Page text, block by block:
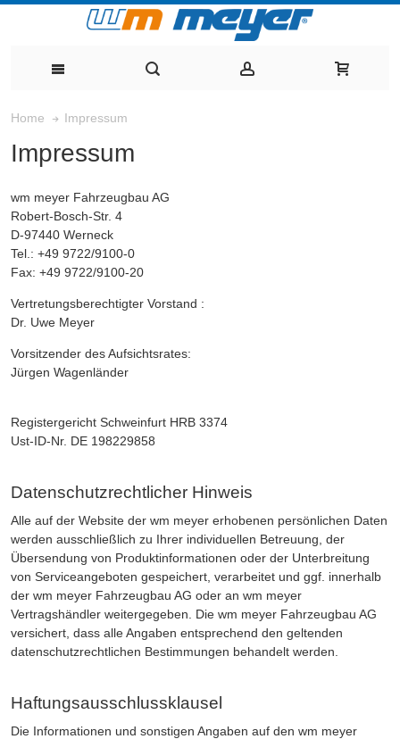
Home Impressum
Impressum
wm meyer Fahrzeugbau AG
Robert-Bosch-Str. 4
D-97440 Werneck
Tel.: +49 9722/9100-0
Fax: +49 9722/9100-20
Vertretungsberechtigter Vorstand :
Dr. Uwe Meyer
Vorsitzender des Aufsichtsrates:
Jürgen Wagenländer
Registergericht Schweinfurt HRB 3374
Ust-ID-Nr. DE 198229858
Datenschutzrechtlicher Hinweis
Alle auf der Website der wm meyer erhobenen persönlichen Daten
werden ausschließlich zu Ihrer individuellen Betreuung, der
Übersendung von Produktinformationen oder der Unterbreitung
von Serviceangeboten gespeichert, verarbeitet und ggf. innerhalb
der wm meyer Fahrzeugbau AG oder an wm meyer
Vertragshändler weitergegeben. Die wm meyer Fahrzeugbau AG
versichert, dass alle Angaben entsprechend den geltenden
datenschutzrechtlichen Bestimmungen behandelt werden.
Haftungsausschlussklausel
Die Informationen und sonstigen Angaben auf den wm meyer